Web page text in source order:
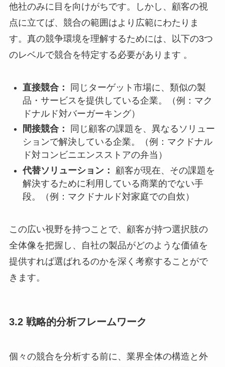
他社のみに目を向けがちです。しかし、顧客の視
点に立てば、競合の範囲はより広範にわたりま
す。真の競争環境を理解するためには、以下の3つ
のレベルで競合を特定する必要があります 。
直接競合：
同じターゲット市場に、類似の製
品・サービスを提供している企業。（例：マク
ドナルド対バーガーキング）
間接競合：
同じ顧客の課題を、異なるソリュー
ションで解決している企業。（例：マクドナル
ド対コンビニエンスストアの弁当）
代替ソリューション：
顧客が現在、その課題を
解決するために利用している商業的でない手
段。（例：マクドナルド対家庭での自炊）
この広い視野を持つことで、顧客が持つ選択肢の
全体像を把握し、自社の製品がどのような価値を
提供すれば選ばれるのかを深く考察することがで
きます。
3.2 戦略的分析フレームワーク
個々の競合を分析する前に、業界全体の構造と外